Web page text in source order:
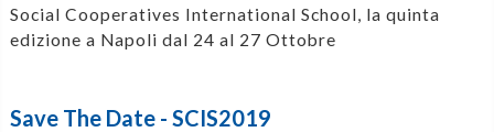
Social Cooperatives International School, la quinta
edizione a Napoli dal 24 al 27 Ottobre
Save The Date - SCIS2019